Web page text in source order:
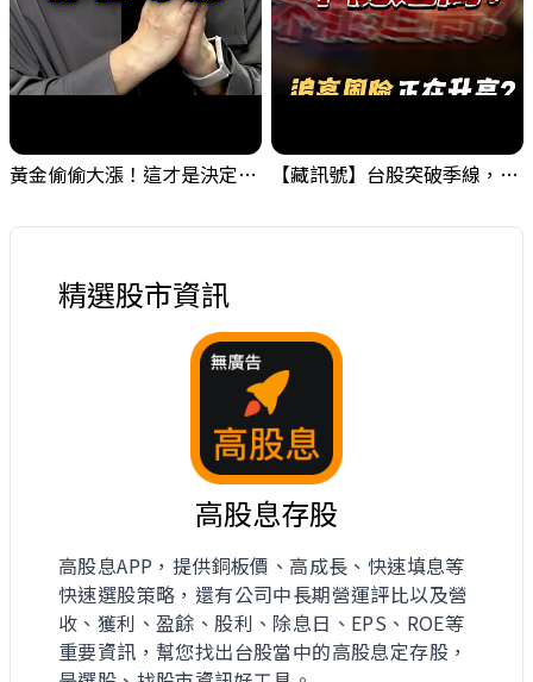
黃金偷偷大漲！這才是決定台股生死的「真風向球」！｜Mr.Jimmy高志銘 #黃金 #美元指數 #聯準會 【藏訊號】台股突破季線，週一我提醒了這個關鍵訊號
精選股市資訊
高股息存股
高股息APP，提供銅板價、高成長、快速填息等
快速選股策略，還有公司中長期營運評比以及營
收、獲利、盈餘、股利、除息日、EPS、ROE等
重要資訊，幫您找出台股當中的高股息定存股，